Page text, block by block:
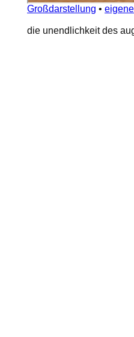
Großdarstellung •
die unendlichkeit des